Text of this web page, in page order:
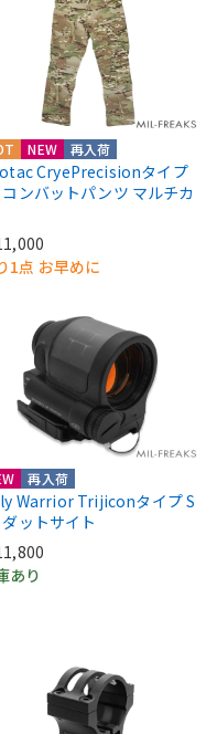
NEW 再入荷
CryePrecisionタイプ
ンバットパンツ マルチカ
1点 お早めに
再入荷
Warrior Trijiconタイプ S
ダットサイト
あり